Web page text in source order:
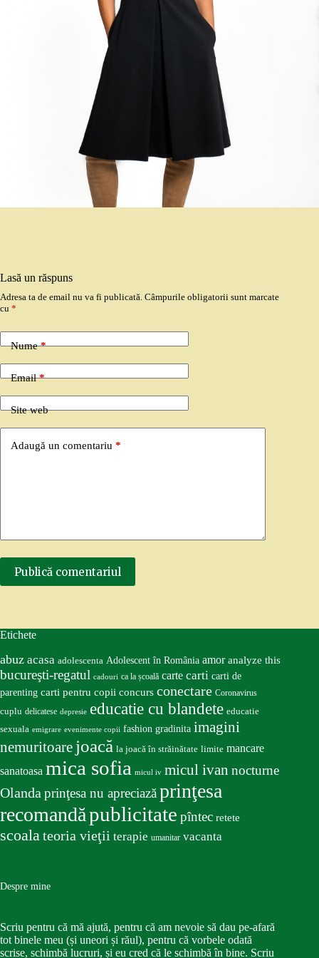
Lasă un răspuns
Adresa ta de email nu va fi publicată. Câmpurile obligatorii sunt marcate
cu *
Nume*
Email*
Site web
Adaugă un comentariu *
Publică comentariul
Etichete
abuz acasa adolescenta Adolescent în România amor analyze this
bucureşti-regatul cadouri ca la școală carte carti carti de
parenting carti pentru copii concurs conectare Coronavirus
cuplu delicatese depresie educatie cu blandete educatie
sexuala emigrare evenimente copii fashion gradinita imagini
nemuritoare joacă la joacă în străinătate limite mancare
sanatoasa mica sofia micul iv micul ivan nocturne
Olandaprinţesa nu apreciazăprinţesa
recomandăpublicitate pîntec retete
scoalateoria vieţii terapie umanitar vacanta
Despre mine
Scriu pentru că mă ajută, pentru că am nevoie să dau pe-afară
tot binele meu (și uneori și răul), pentru că vorbele odată
scrise, schimbă lucruri, și eu cred că le schimbă în bine. Scriu